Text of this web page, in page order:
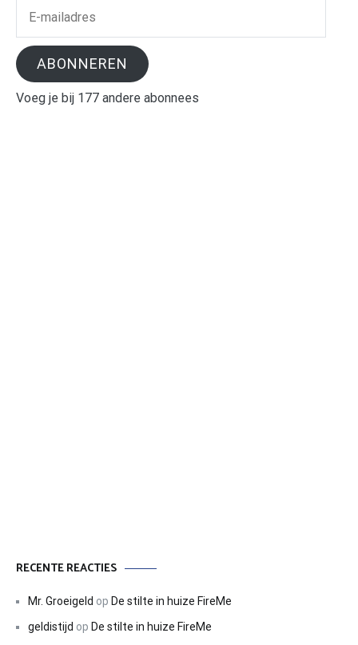
ABONNEREN
Voeg je bij 177 andere abonnees
RECENTE REACTIES
Mr. Groeigeld op De stilte in huize FireMe
geldistijd op De stilte in huize FireMe